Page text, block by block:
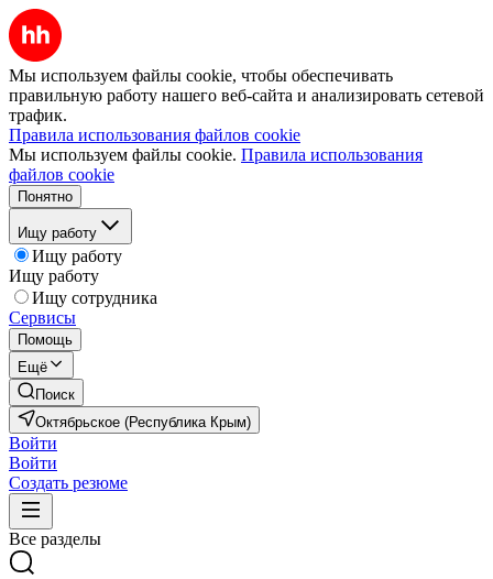
Мы используем файлы cookie, чтобы обеспечивать
правильную работу нашего веб-сайта и анализировать сетевой
трафик.
Правила использования файлов cookie
Мы используем файлы cookie. Правила использования
файлов cookie
Понятно
Ищу работу
Ищу работу
Ищу работу
Ищу сотрудника
Сервисы
Помощь
Ещё
Поиск
Октябрьское (Республика Крым)
Войти
Войти
Создать резюме
Все разделы